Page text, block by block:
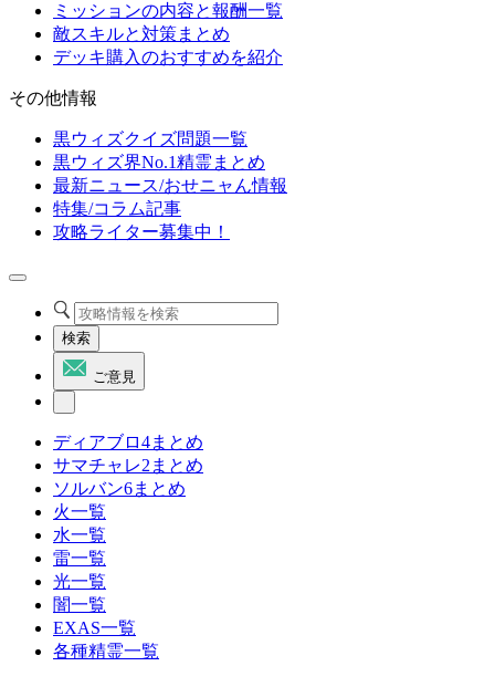
ミッションの内容と報酬一覧
敵スキルと対策まとめ
デッキ購入のおすすめを紹介
その他情報
黒ウィズクイズ問題一覧
黒ウィズ界No.1精霊まとめ
最新ニュース/おせニャん情報
特集/コラム記事
攻略ライター募集中！
検索
ご意見
ディアブロ4まとめ
サマチャレ2まとめ
ソルバン6まとめ
火一覧
水一覧
雷一覧
光一覧
闇一覧
EXAS一覧
各種精霊一覧